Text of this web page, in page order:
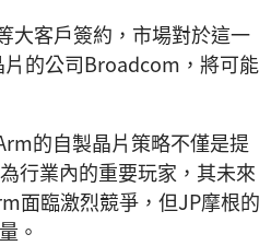
大客戶簽約，市場對於這一
的公司Broadcom，將可能
的自製晶片策略不僅是提
行業內的重要玩家，其未來
面臨激烈競爭，但JP摩根的
。